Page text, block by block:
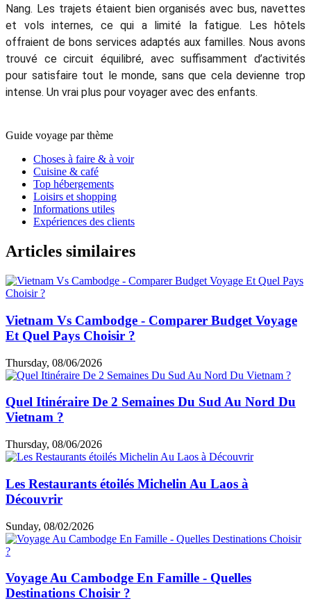
Nang. Les trajets étaient bien organisés avec bus, navettes
et vols internes, ce qui a limité la fatigue. Les hôtels
offraient de bons services adaptés aux familles. Nous avons
trouvé ce circuit équilibré, avec suffisamment d’activités
pour satisfaire tout le monde, sans que cela devienne trop
intense. Un vrai plus pour voyager avec des enfants.
Guide voyage par thème
Choses à faire & à voir
Cuisine & café
Top hébergements
Loisirs et shopping
Informations utiles
Expériences des clients
Articles similaires
Vietnam Vs Cambodge - Comparer Budget Voyage
Et Quel Pays Choisir ?
Thursday, 08/06/2026
Quel Itinéraire De 2 Semaines Du Sud Au Nord Du
Vietnam ?
Thursday, 08/06/2026
Les Restaurants étoilés Michelin Au Laos à
Découvrir
Sunday, 08/02/2026
Voyage Au Cambodge En Famille - Quelles
Destinations Choisir ?